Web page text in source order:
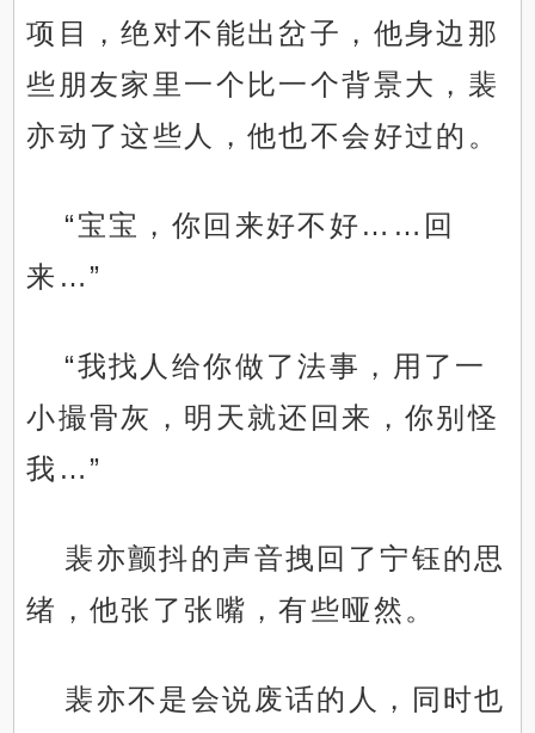
项目，绝对不能出岔子，他身边那
些朋友家里一个比一个背景大，裴
亦动了这些人，他也不会好过的。
“宝宝，你回来好不好……回
来…”
“我找人给你做了法事，用了一
小撮骨灰，明天就还回来，你别怪
我…”
裴亦颤抖的声音拽回了宁钰的思
绪，他张了张嘴，有些哑然。
裴亦不是会说废话的人，同时也